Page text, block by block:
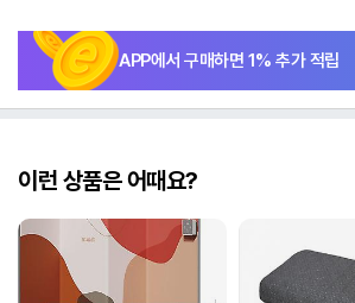
APP에서 구매하면 1% 추가 적립
이런 상품은 어때요?